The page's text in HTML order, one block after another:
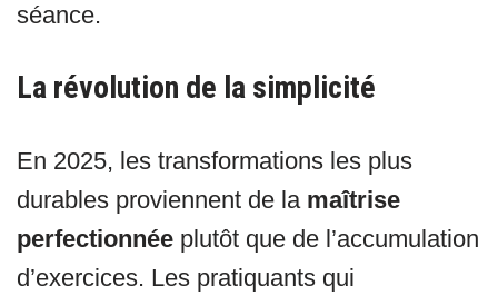
séance.
La révolution de la simplicité
En 2025, les transformations les plus
durables proviennent de la maîtrise
perfectionnée plutôt que de l’accumulation
d’exercices. Les pratiquants qui